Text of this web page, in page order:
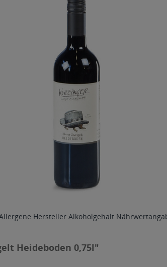
Hersteller Alkoholgehalt
Heideboden 0,75l"